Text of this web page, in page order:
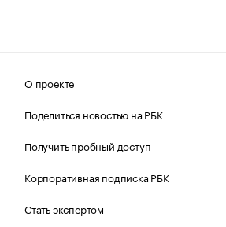
О проекте
Поделиться новостью на РБК
Получить пробный доступ
Корпоративная подписка РБК
Стать экспертом